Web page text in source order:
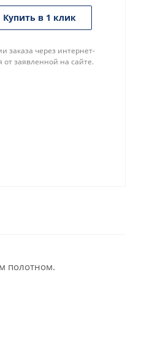
Купить в 1 клик
заказа через интернет-
заявленной на сайте.
полотном.